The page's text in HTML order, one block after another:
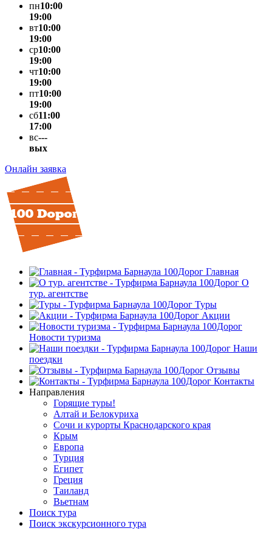
пн10:00
19:00
вт10:00
19:00
ср10:00
19:00
чт10:00
19:00
пт10:00
19:00
сб11:00
17:00
вс---
вых
Онлайн заявка
Главная
О
тур. агентстве
Туры
Акции
Новости туризма
Наши
поездки
Отзывы
Контакты
Направления
Горящие туры!
Алтай и Белокуриха
Сочи и курорты Краснодарского края
Крым
Европа
Турция
Египет
Греция
Таиланд
Вьетнам
Поиск тура
Поиск экскурсионного тура